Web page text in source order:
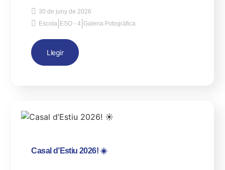
30 de juny de 2026
Escola ESO - 4 |Galeria Fotogràfica
Llegir
Casal d’Estiu 2026! ☀️